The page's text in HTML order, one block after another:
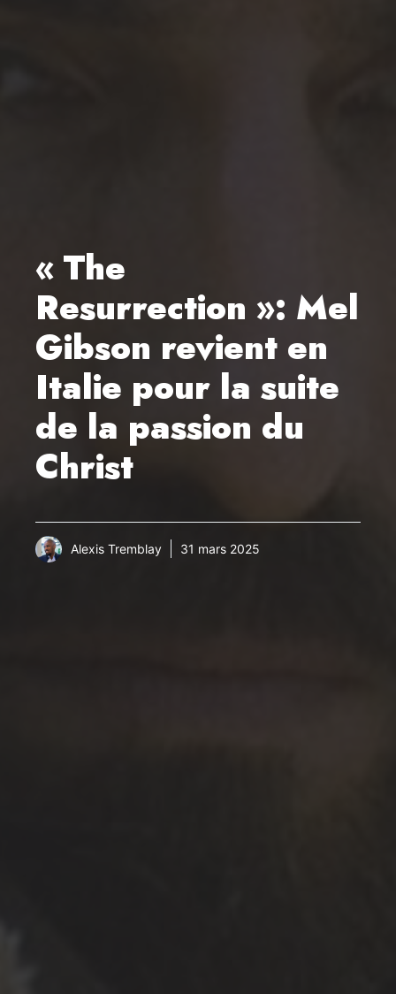
« The
Resurrection »: Mel
Gibson revient en
Italie pour la suite
de la passion du
Christ
Alexis Tremblay 31 mars 2025